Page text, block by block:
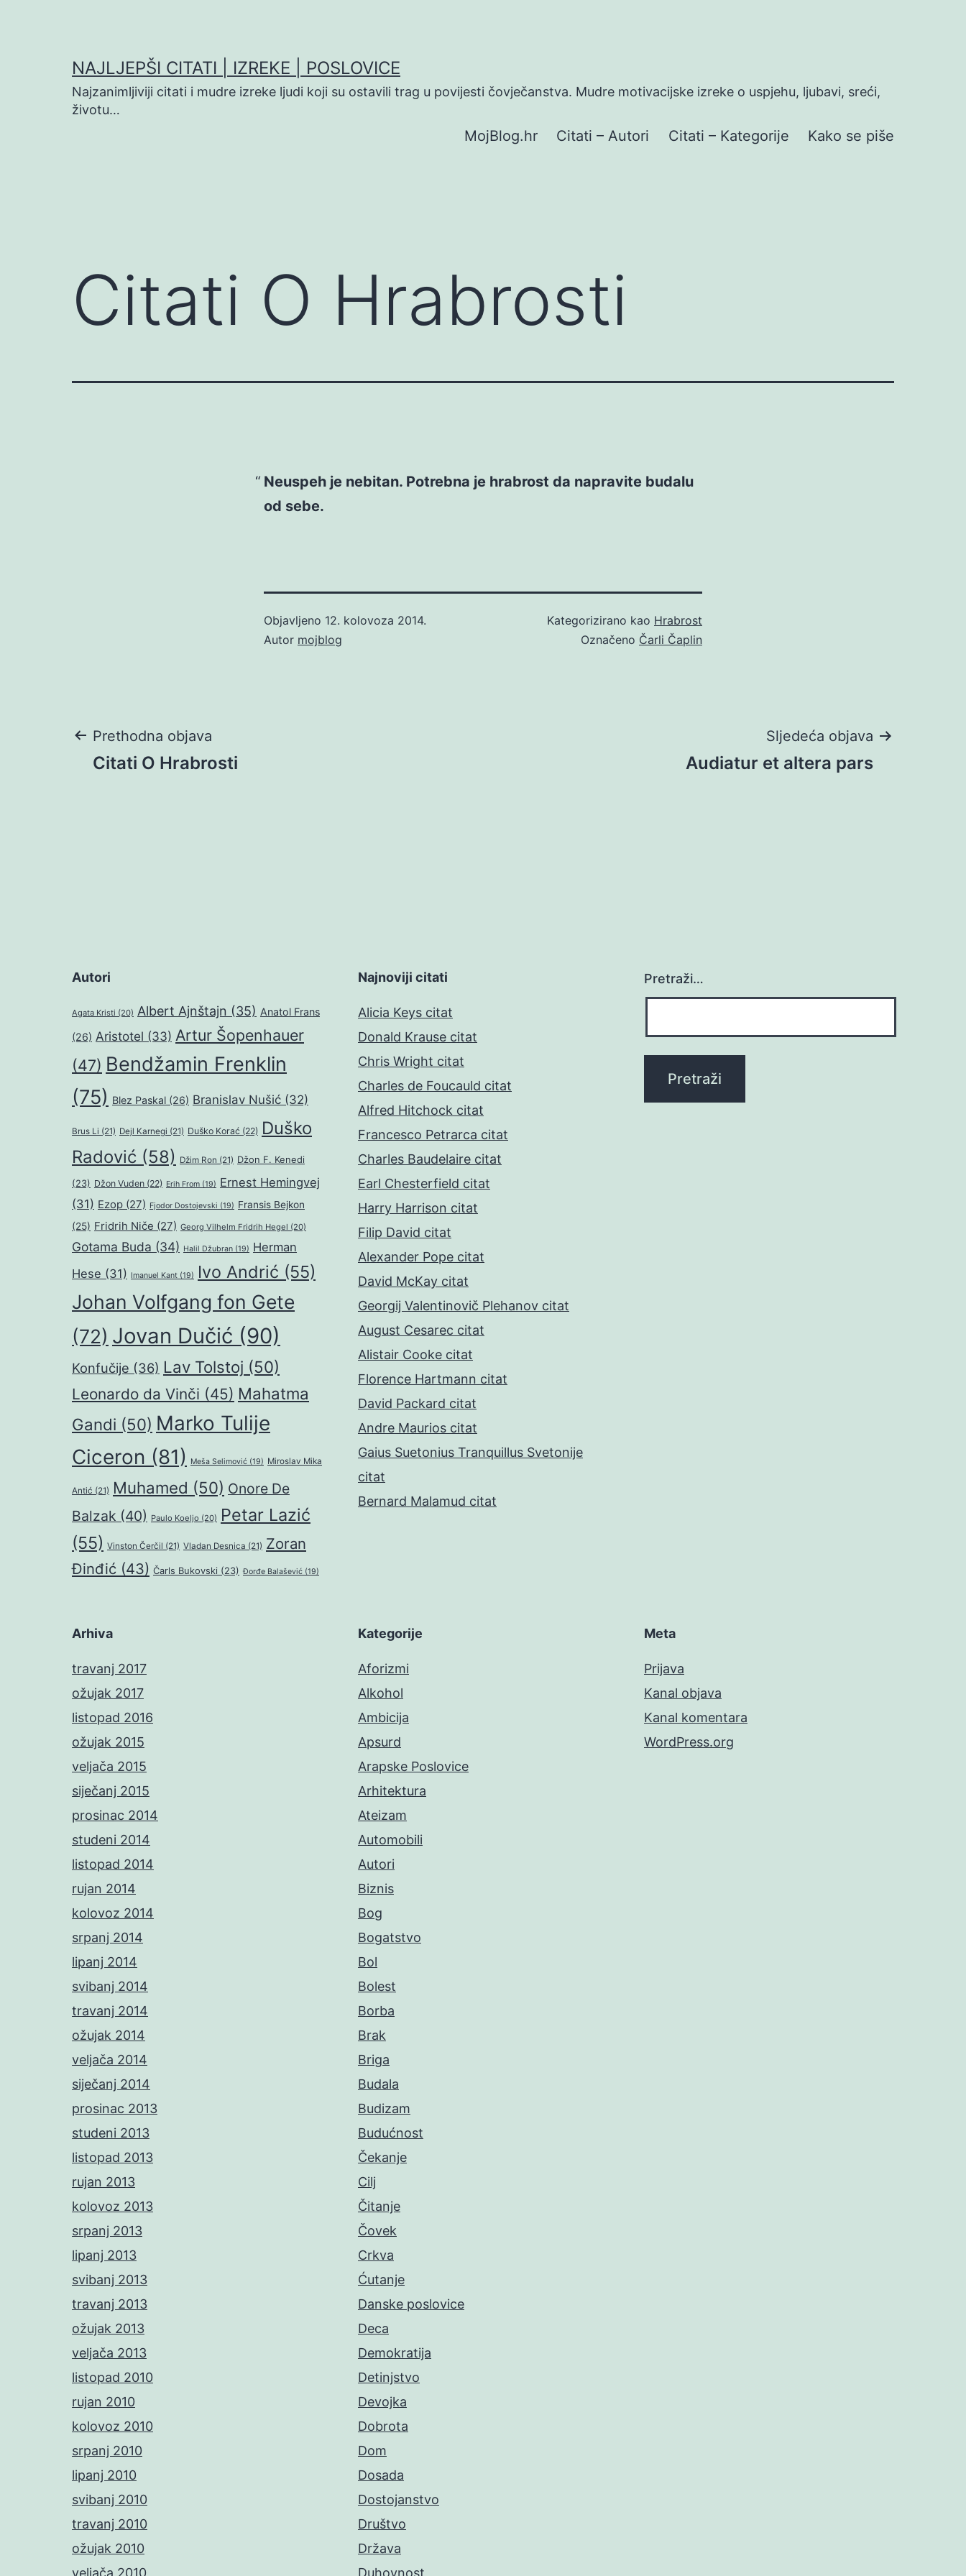
NAJLJEPŠI CITATI | IZREKE | POSLOVICE
Najzanimljiviji citati i mudre izreke ljudi koji su ostavili trag u povijesti čovječanstva. Mudre motivacijske izreke o uspjehu, ljubavi, sreći,
životu…
MojBlog.hr Citati – Autori Citati – Kategorije Kako se piše
Citati O Hrabrosti
Neuspeh je nebitan. Potrebna je hrabrost da napravite budalu
od sebe.
Objavljeno 12. kolovoza 2014.
Autor mojblog
Kategorizirano kao Hrabrost
Označeno Čarli Čaplin
Navigacija
Prethodna objava
Citati O Hrabrosti
Sljedeća objava
Audiatur et altera pars
Autori
Agata Kristi (20) Albert Ajnštajn (35) Anatol Frans
(26) Aristotel (33) Artur Šopenhauer
(47) Bendžamin Frenklin
(75) Blez Paskal (26) Branislav Nušić (32)
Brus Li (21) Dejl Karnegi (21) Duško Korać (22) Duško
Radović (58) Džim Ron (21) Džon F. Kenedi
(23) Džon Vuden (22) Erih From (19) Ernest Hemingvej
(31) Ezop (27) Fjodor Dostojevski (19) Fransis Bejkon
(25) Fridrih Niče (27) Georg Vilhelm Fridrih Hegel (20)
Gotama Buda (34) Halil Džubran (19) Herman
Hese (31) Imanuel Kant (19) Ivo Andrić (55)
Johan Volfgang fon Gete
(72) Jovan Dučić (90)
Konfučije (36) Lav Tolstoj (50)
Leonardo da Vinči (45) Mahatma
Gandi (50) Marko Tulije
Ciceron (81) Meša Selimović (19) Miroslav Mika
Antić (21) Muhamed (50) Onore De
Balzak (40) Paulo Koeljo (20) Petar Lazić
(55) Vinston Čerčil (21) Vladan Desnica (21) Zoran
Đinđić (43) Čarls Bukovski (23) Đorđe Balašević (19)
Najnoviji citati
Alicia Keys citat
Donald Krause citat
Chris Wright citat
Charles de Foucauld citat
Alfred Hitchock citat
Francesco Petrarca citat
Charles Baudelaire citat
Earl Chesterfield citat
Harry Harrison citat
Filip David citat
Alexander Pope citat
David McKay citat
Georgij Valentinovič Plehanov citat
August Cesarec citat
Alistair Cooke citat
Florence Hartmann citat
David Packard citat
Andre Maurios citat
Gaius Suetonius Tranquillus Svetonije
citat
Bernard Malamud citat
Pretraži…
Arhiva
travanj 2017
ožujak 2017
listopad 2016
ožujak 2015
veljača 2015
siječanj 2015
prosinac 2014
studeni 2014
listopad 2014
rujan 2014
kolovoz 2014
srpanj 2014
lipanj 2014
svibanj 2014
travanj 2014
ožujak 2014
veljača 2014
siječanj 2014
prosinac 2013
studeni 2013
listopad 2013
rujan 2013
kolovoz 2013
srpanj 2013
lipanj 2013
svibanj 2013
travanj 2013
ožujak 2013
veljača 2013
listopad 2010
rujan 2010
kolovoz 2010
srpanj 2010
lipanj 2010
svibanj 2010
travanj 2010
ožujak 2010
veljača 2010
Kategorije
Aforizmi
Alkohol
Ambicija
Apsurd
Arapske Poslovice
Arhitektura
Ateizam
Automobili
Autori
Biznis
Bog
Bogatstvo
Bol
Bolest
Borba
Brak
Briga
Budala
Budizam
Budućnost
Čekanje
Cilj
Čitanje
Čovek
Crkva
Ćutanje
Danske poslovice
Deca
Demokratija
Detinjstvo
Devojka
Dobrota
Dom
Dosada
Dostojanstvo
Društvo
Država
Duhovnost
Meta
Prijava
Kanal objava
Kanal komentara
WordPress.org